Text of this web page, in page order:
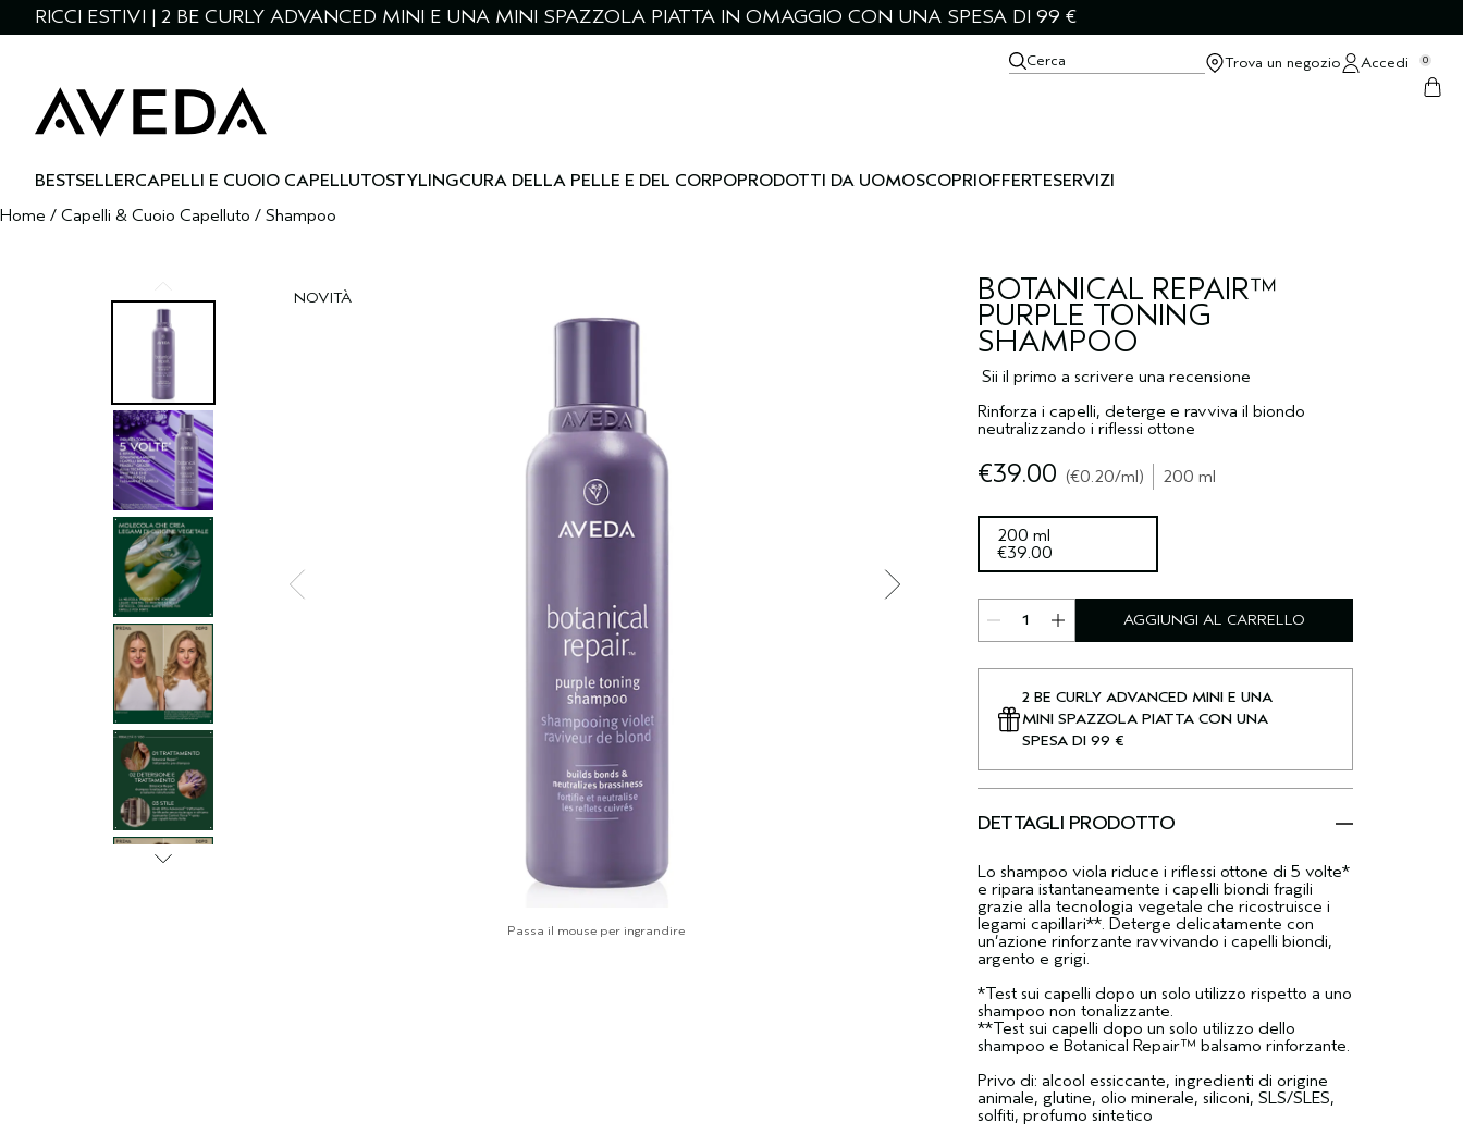
RICCI ESTIVI | 2 BE CURLY ADVANCED MINI E UNA MINI SPAZZOLA PIATTA IN OMAGGIO CON UNA SPESA DI 99 €
Cerca Trova un negozio Accedi 0
BESTSELLERCAPELLI E CUOIO CAPELLUTOSTYLINGCURA DELLA PELLE E DEL CORPOPRODOTTI DA UOMOSCOPRIOFFERTESERVIZI
Home / Capelli & Cuoio Capelluto / Shampoo
BOTANICAL REPAIR™
PURPLE TONING
SHAMPOO
Sii il primo a scrivere una recensione
Rinforza i capelli, deterge e ravviva il biondo
neutralizzando i riflessi ottone
NOVITÀ
Passa il mouse per ingrandire
€39.00 €0.20/ml 200 ml
200 ml
€39.00
AGGIUNGI AL CARRELLO
2 BE CURLY ADVANCED MINI E UNA
MINI SPAZZOLA PIATTA CON UNA
SPESA DI 99 €
DETTAGLI PRODOTTO
Lo shampoo viola riduce i riflessi ottone di 5 volte*
e ripara istantaneamente i capelli biondi fragili
grazie alla tecnologia vegetale che ricostruisce i
legami capillari**. Deterge delicatamente con
un’azione rinforzante ravvivando i capelli biondi,
argento e grigi.
*Test sui capelli dopo un solo utilizzo rispetto a uno
shampoo non tonalizzante.
**Test sui capelli dopo un solo utilizzo dello
shampoo e Botanical Repair™ balsamo rinforzante.
Privo di: alcool essiccante, ingredienti di origine
animale, glutine, olio minerale, siliconi, SLS/SLES,
solfiti, profumo sintetico